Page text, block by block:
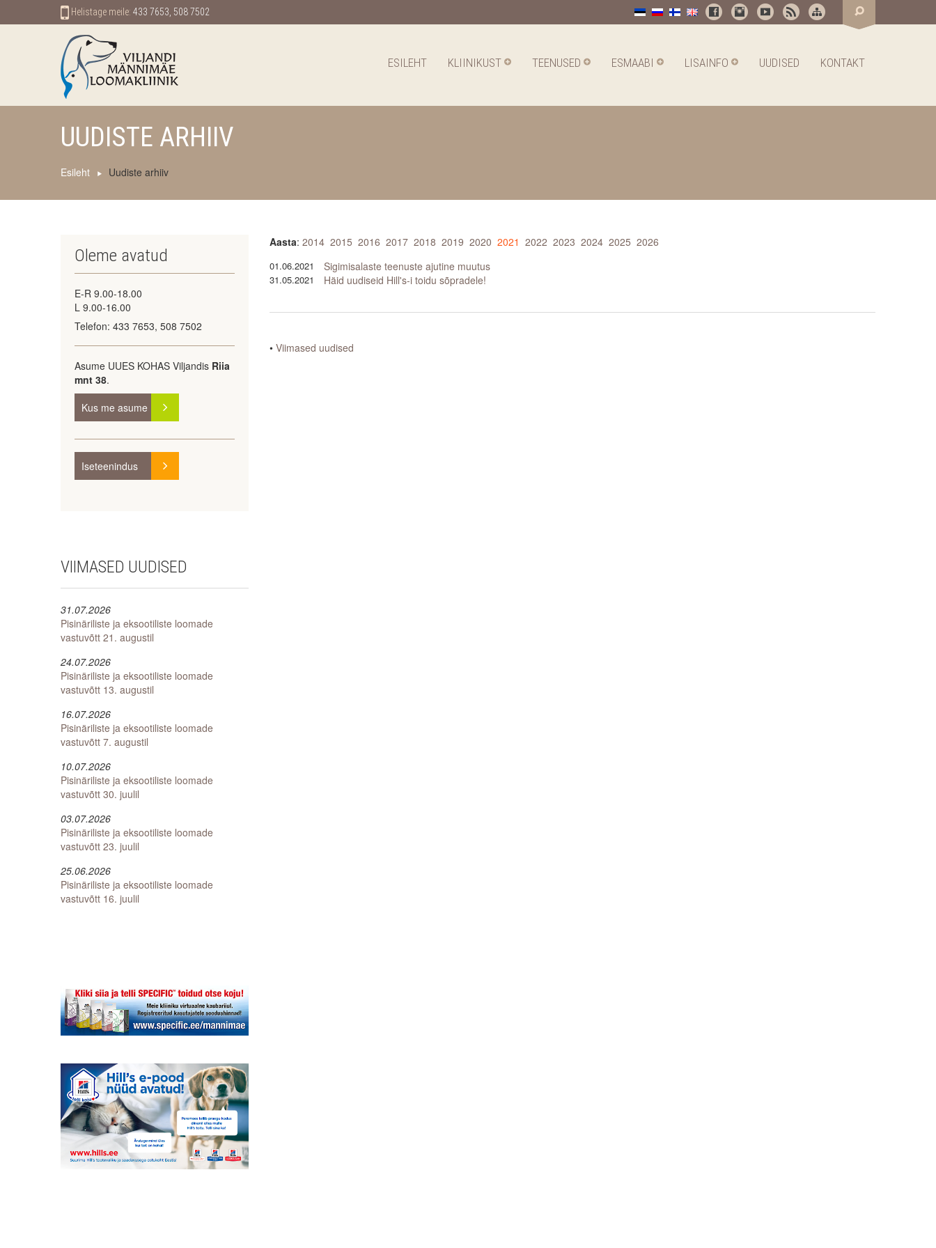
Helistage meile: 433 7653, 508 7502
ESILEHT KLIINIKUST TEENUSED ESMAABI LISAINFO UUDISED KONTAKT
UUDISTE ARHIIV
Esileht Uudiste arhiiv
Oleme avatud
E-R 9.00-18.00
L 9.00-16.00
Telefon: 433 7653, 508 7502
Asume UUES KOHAS Viljandis Riia
mnt 38.
Kus me asume
KAART
Iseteenindus Registreeru
VIIMASED UUDISED
31.07.2026
Pisinäriliste ja eksootiliste loomade
vastuvõtt 21. augustil
24.07.2026
Pisinäriliste ja eksootiliste loomade
vastuvõtt 13. augustil
16.07.2026
Pisinäriliste ja eksootiliste loomade
vastuvõtt 7. augustil
10.07.2026
Pisinäriliste ja eksootiliste loomade
vastuvõtt 30. juulil
03.07.2026
Pisinäriliste ja eksootiliste loomade
vastuvõtt 23. juulil
25.06.2026
Pisinäriliste ja eksootiliste loomade
vastuvõtt 16. juulil
Aasta: 2014 2015 2016 2017 2018 2019 2020 2021 2022 2023 2024 2025 2026
01.06.2021 Sigimisalaste teenuste ajutine muutus
31.05.2021 Häid uudiseid Hill's-i toidu sõpradele!
• Viimased uudised